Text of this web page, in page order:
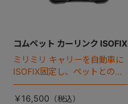
コムペット カーリンク ISOFIX
ミリミリ キャリーを自動車に
ISOFIX固定し、ペットとの車
移動をカンタン・快適に！
￥16,500